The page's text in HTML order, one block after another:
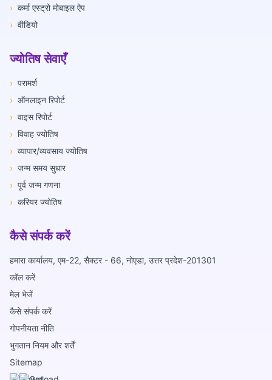
› कर्मा एस्ट्रो मोबाइल ऐप
› वीडियो
ज्योतिष सेवाएँ
› परामर्श
› ऑनलाइन रिपोर्ट
› वाइस रिपोर्ट
› विवाह ज्योतिष
› व्यापार/व्यवसाय ज्योतिष
› जन्म समय सुधार
› पूर्व जन्म गणना
› करियर ज्योतिष
कैसे संपर्क करें
हमारा कार्यालय, एम-22, सैक्टर - 66, नोएडा, उत्तर प्रदेश-201301
कॉल करें
मेल भेजें
कैसे संपर्क करें
गोपनीयता नीति
भुगतान नियम और शर्तें
Sitemap